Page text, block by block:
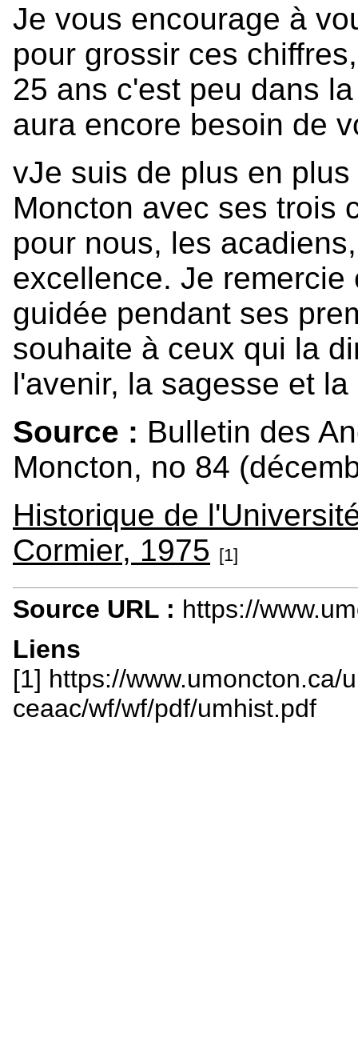
Je vous encourage à
pour grossir ces
25 ans c'est peu dans
aura encore besoin de
vJe suis de plus en
Moncton avec ses trois
pour nous, les
excellence. Je
guidée pendant ses
souhaite à ceux qui la
l'avenir, la sagesse et
Source : Bulletin des
Moncton, no 84
Historique de
Cormier, 1975 [1]
Source URL : https://
Liens
[1] https://www.umoncton.ca/
ceaac/wf/wf/pdf/umhist.pdf